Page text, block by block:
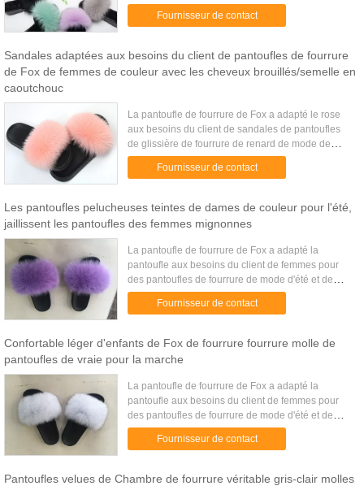
luxe de fourrure > Glissières de fourrure,
pantoufles de Fox, vraies ...
Fournisseur de contact
Sandales adaptées aux besoins du client de pantoufles de fourrure
de Fox de femmes de couleur avec les cheveux brouillés/semelle en
caoutchouc
La pantoufle de fourrure de Fox a adapté le rose
aux besoins du client de sandales de pantoufles
de glissière de fourrure de renard de mode de
femmes Description de société : Nous sommes
une production ...
Fournisseur de contact
Les pantoufles pelucheuses teintes de dames de couleur pour l'été,
jaillissent les pantoufles des femmes mignonnes
La pantoufle de fourrure de Fox a adapté la
pantoufle aux besoins du client de femmes pour
des pantoufles de fourrure de mode d'été et de
ressort Description de société : Nous sommes une
production professionne...
Fournisseur de contact
Confortable léger d'enfants de Fox de fourrure fourrure molle de
pantoufles de vraie pour la marche
La pantoufle de fourrure de Fox a adapté la
pantoufle aux besoins du client de femmes pour
des pantoufles de fourrure de mode d'été et de
ressort Description de société : Nous sommes une
production professionne...
Fournisseur de contact
Pantoufles velues de Chambre de fourrure véritable gris-clair molles